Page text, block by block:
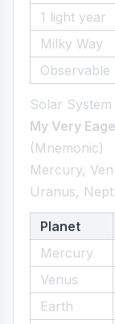
1 light year
Milky Way
Observable
Solar System
My Very
(Mnemonic)
Mercury,
Uranus,
Planet
Mercury
Venus
Earth